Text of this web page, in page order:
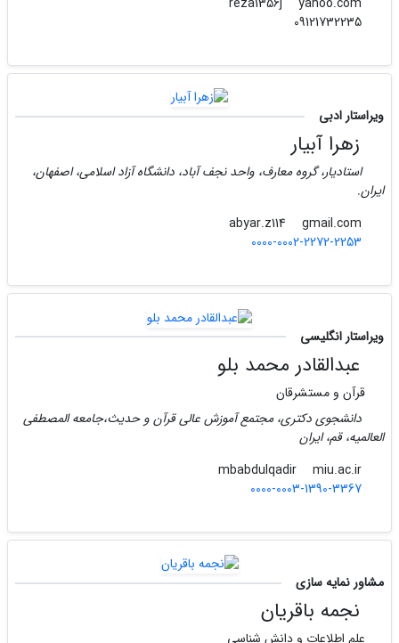
09121732235
ویراستار ادبی
زهرا آبیار
استادیار، گروه معارف، واحد نجف آباد، دانشگاه آزاد اسلامی، اصفهان،
ایران.
gmail.com
0000-0002-2272-2253
ویراستار انگلیسی
عبدالقادر محمد بلو
قرآن و مستشرقان
دانشجوی دکتری، مجتمع آموزش عالى قرآن و حدیث،جامعه المصطفى
العالمیه، قم، ایران
mbabdulqadir
miu.ac.ir
0000-0003-1390-3367
مشاور نمایه سازی
نجمه باقریان
علم اطلاعات و دانش شناسی